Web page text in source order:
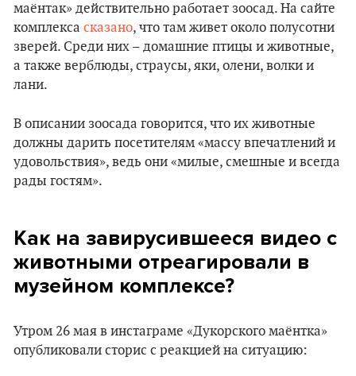
маёнтак» действительно работает зоосад. На сайте
комплекса сказано, что там живет около полусотни
зверей. Среди них – домашние птицы и животные,
а также верблюды, страусы, яки, олени, волки и
лани.
В описании зоосада говорится, что их животные
должны дарить посетителям «массу впечатлений и
удовольствия», ведь они «милые, смешные и всегда
рады гостям».
Как на завирусившееся видео с
животными отреагировали в
музейном комплексе?
Утром 26 мая в инстаграме «Дукорского маёнтка»
опубликовали сторис с реакцией на ситуацию: